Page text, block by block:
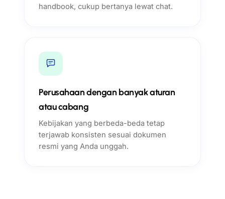
handbook, cukup bertanya lewat chat.
Perusahaan dengan banyak aturan
atau cabang
Kebijakan yang berbeda-beda tetap
terjawab konsisten sesuai dokumen
resmi yang Anda unggah.